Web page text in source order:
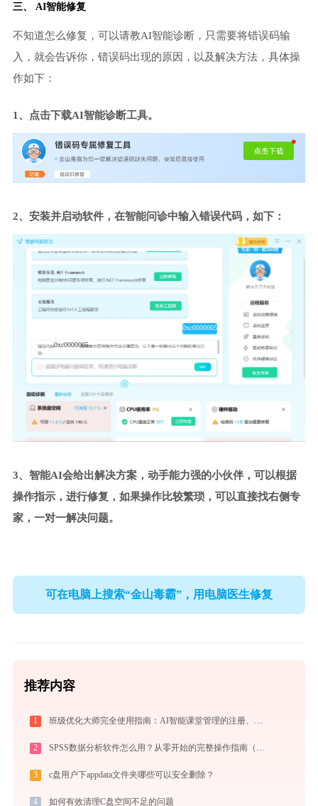
三、 AI智能修复
不知道怎么修复，可以请教AI智能诊断，只需要将错误码输
入，就会告诉你，错误码出现的原因，以及解决方法，具体操
作如下：
1、点击下载AI智能诊断工具。
2、安装并启动软件，在智能问诊中输入错误代码，如下：
0xc0000005
0xc0000005
3、智能AI会给出解决方案，动手能力强的小伙伴，可以根据
操作指示，进行修复，如果操作比较繁琐，可以直接找右侧专
家，一对一解决问题。
可在电脑上搜索“金山毒霸”，用电脑医生修复
推荐内容
1 班级优化大师完全使用指南：AI智能课堂管理的注册、实操与效率提升全攻略（2026最新）
2 SPSS数据分析软件怎么用？从零开始的完整操作指南（附实战案例）
3 c盘用户下appdata文件夹哪些可以安全删除？
4 如何有效清理C盘空间不足的问题